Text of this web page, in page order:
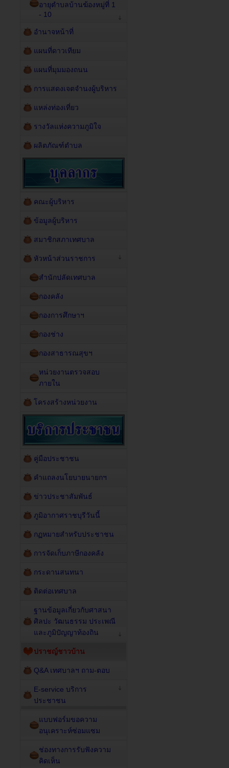
อายุตำบลบ้านฆ้องหมู่ที่ 1
- 10
อำนาจหน้าที่
แผนที่ดาวเทียม
แผนที่มุมมองถนน
การแสดงเจตจำนงผู้บริหาร
แหล่งท่องเที่ยว
รางวัลแห่งความภูมิใจ
ผลิตภัณฑ์ตำบล
คณะผู้บริหาร
ข้อมูลผู้บริหาร
สมาชิกสภาเทศบาล
หัวหน้าส่วนราชการ
สำนักปลัดเทศบาล
กองคลัง
กองการศึกษาฯ
กองช่าง
กองสาธารณสุขฯ
หน่วยงานตรวจสอบ
ภายใน
โครงสร้างหน่วยงาน
คู่มือประชาชน
คำแถลงนโยบายนายกฯ
ข่าวประชาสัมพันธ์
ภูมิอากาศราชบุรีวันนี้
กฏหมายสำหรับประชาชน
การจัดเก็บภาษีกองคลัง
กระดานสนทนา
ติดต่อเทศบาล
ฐานข้อมูลเกี่ยวกับศาสนา
ศิลปะ วัฒนธรรม ประเพณี
และภูมิปัญญาท้องถิน
ปราชญ์ชาวบ้าน
Q&A เทศบาลฯ ถาม-ตอบ
E-service บริการ
ประชาชน
แบบฟอร์มขอความ
อนุเคราะห์ซ่อมแซม
ช่องทางการรับฟังความ
คิดเห็น